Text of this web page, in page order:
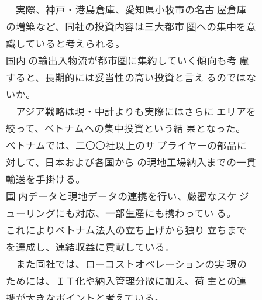
実際、神戸・港島倉庫、愛知県小牧市の名古 屋倉庫
の増築など、同社の投資内容は三大都市 圏への集中を意
識していると考えられる。
国内 の輸出入物流が都市圏に集約していく傾向も考 慮
すると、長期的には妥当性の高い投資と言え るのではな
いか。
アジア戦略は現・中計よりも実際にはさらに エリアを
絞って、ベトナムへの集中投資という結 果となった。
ベトナムでは、二〇〇社以上のサ プライヤーの部品に
対して、日本および各国から の現地工場納入までの一貫
輸送を手掛ける。
国 内データと現地データの連携を行い、厳密なスケ ジ
ューリングにも対応、一部生産にも携わってい る。
これによりベトナム法人の立ち上げから独り 立ちまで
を達成し、連結収益に貢献している。
また同社では、ローコストオペレーションの実 現の
ためには、ＩＴ化や納入管理分散に加え、荷 主との連